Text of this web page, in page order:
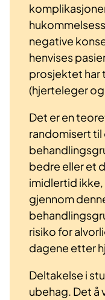
negative
henvises
prosjektet har
(hjerteleger
Det er en
randomisert til
bedre eller et
imidlertid ikke,
gjennom
risiko for
dagene etter
Deltakelse i
ubehag. Det